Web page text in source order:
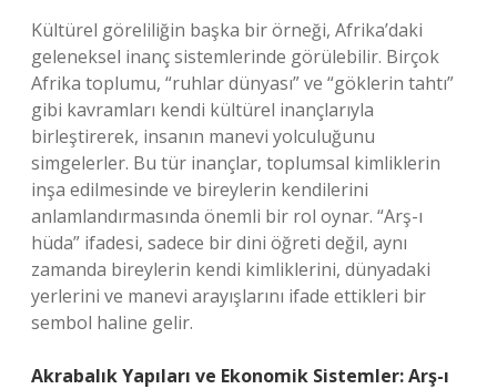
Kültürel göreliliğin başka bir örneği, Afrika’daki
geleneksel inanç sistemlerinde görülebilir. Birçok
Afrika toplumu, “ruhlar dünyası” ve “göklerin tahtı”
gibi kavramları kendi kültürel inançlarıyla
birleştirerek, insanın manevi yolculuğunu
simgelerler. Bu tür inançlar, toplumsal kimliklerin
inşa edilmesinde ve bireylerin kendilerini
anlamlandırmasında önemli bir rol oynar. “Arş-ı
hüda” ifadesi, sadece bir dini öğreti değil, aynı
zamanda bireylerin kendi kimliklerini, dünyadaki
yerlerini ve manevi arayışlarını ifade ettikleri bir
sembol haline gelir.
Akrabalık Yapıları ve Ekonomik Sistemler: Arş-ı